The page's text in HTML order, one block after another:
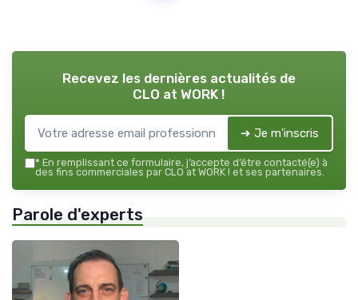
Recevez les dernières actualités de
CLO at WORK !
➔ Je m'inscris
* En remplissant ce formulaire, j’accepte d’être contacté(e) à
des fins commerciales par CLO at WORK ! et ses partenaires.
Parole d'experts